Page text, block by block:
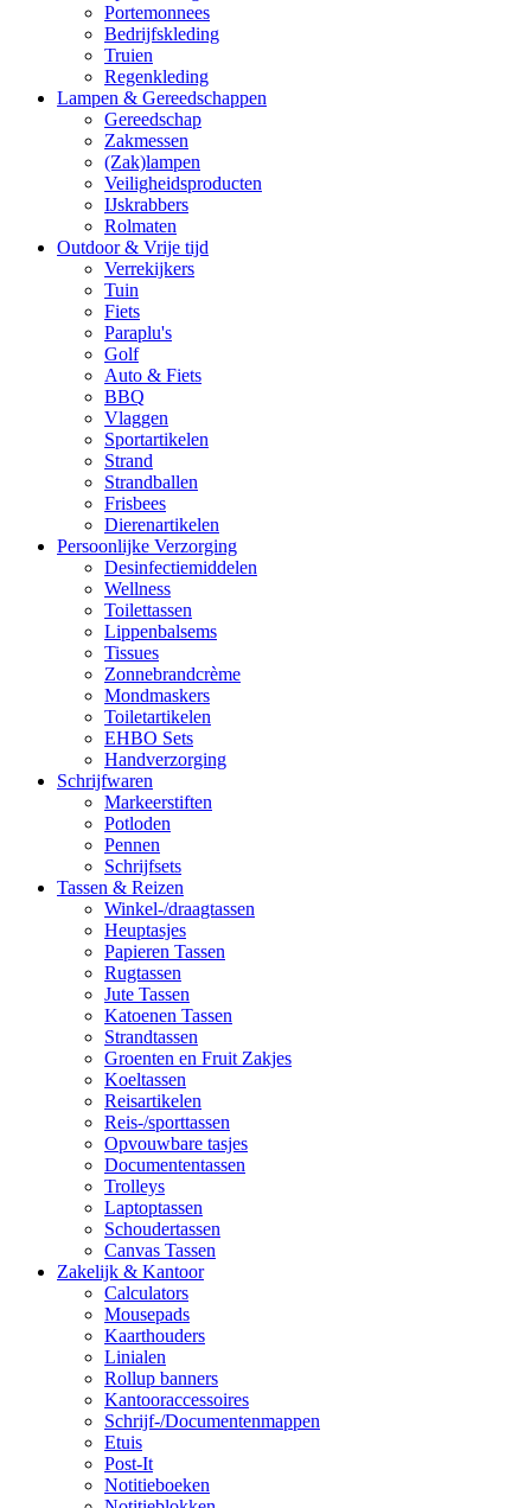
Portemonnees
Bedrijfskleding
Truien
Regenkleding
Lampen & Gereedschappen
Gereedschap
Zakmessen
(Zak)lampen
Veiligheidsproducten
IJskrabbers
Rolmaten
Outdoor & Vrije tijd
Verrekijkers
Tuin
Fiets
Paraplu's
Golf
Auto & Fiets
BBQ
Vlaggen
Sportartikelen
Strand
Strandballen
Frisbees
Dierenartikelen
Persoonlijke Verzorging
Desinfectiemiddelen
Wellness
Toilettassen
Lippenbalsems
Tissues
Zonnebrandcrème
Mondmaskers
Toiletartikelen
EHBO Sets
Handverzorging
Schrijfwaren
Markeerstiften
Potloden
Pennen
Schrijfsets
Tassen & Reizen
Winkel-/draagtassen
Heuptasjes
Papieren Tassen
Rugtassen
Jute Tassen
Katoenen Tassen
Strandtassen
Groenten en Fruit Zakjes
Koeltassen
Reisartikelen
Reis-/sporttassen
Opvouwbare tasjes
Documententassen
Trolleys
Laptoptassen
Schoudertassen
Canvas Tassen
Zakelijk & Kantoor
Calculators
Mousepads
Kaarthouders
Linialen
Rollup banners
Kantooraccessoires
Schrijf-/Documentenmappen
Etuis
Post-It
Notitieboeken